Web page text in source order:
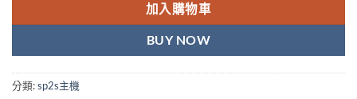
加入購物車
BUY NOW
分類:sp2s主機